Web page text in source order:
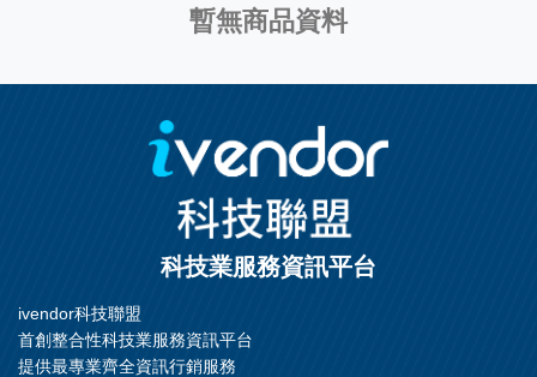
暫無商品資料
科技業服務資訊平台
ivendor科技聯盟
首創整合性科技業服務資訊平台
提供最專業齊全資訊行銷服務